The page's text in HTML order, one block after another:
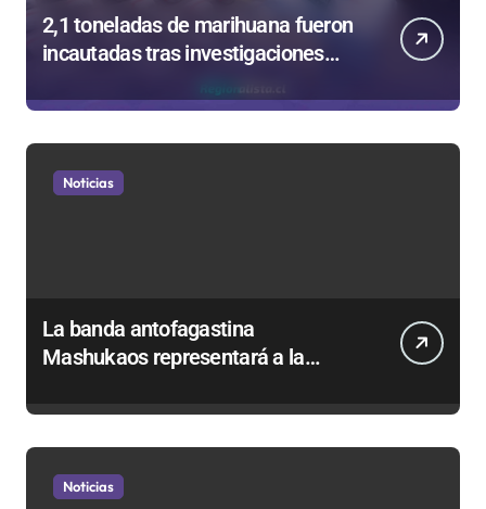
2,1 toneladas de marihuana fueron
incautadas tras investigaciones
Noticias
La banda antofagastina
Mashukaos representará a la
de Valparaíso
Noticias